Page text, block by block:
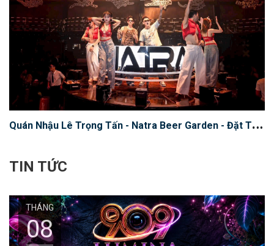
Q
uán Nhậu Lê Trọng Tấn - Natra Beer Garden - Đặt Trước Bàn Đẹp
TIN TỨC
THÁNG
08